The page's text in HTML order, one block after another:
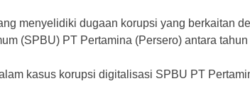
menyelidiki dugaan korupsi yang berkaitan
(SPBU) PT Pertamina (Persero) antara
kasus korupsi digitalisasi SPBU PT